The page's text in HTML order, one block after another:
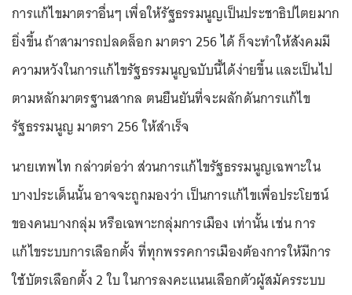
การแก้ไขมาตราอื่นๆ เพื่อให้รัฐธรรมนูญเป็นประชาธิปไตยมาก
ยิ่งขึ้น ถ้าสามารถปลดล็อก มาตรา 256 ได้ ก็จะทำให้สังคมมี
ความหวังในการแก้ไขรัฐธรรมนูญฉบับนี้ได้ง่ายขึ้น และเป็นไป
ตามหลักมาตรฐานสากล ตนยืนยันที่จะผลักดันการแก้ไข
รัฐธรรมนูญ มาตรา 256 ให้สำเร็จ
นายเทพไท กล่าวต่อว่า ส่วนการแก้ไขรัฐธรรมนูญเฉพาะใน
บางประเด็นนั้น อาจจะถูกมองว่า เป็นการแก้ไขเพื่อประโยชน์
ของคนบางกลุ่ม หรือเฉพาะกลุ่มการเมือง เท่านั้น เช่น การ
แก้ไขระบบการเลือกตั้ง ที่ทุกพรรคการเมืองต้องการให้มีการ
ใช้บัตรเลือกตั้ง 2 ใบ ในการลงคะแนนเลือกตัวผู้สมัครระบบ